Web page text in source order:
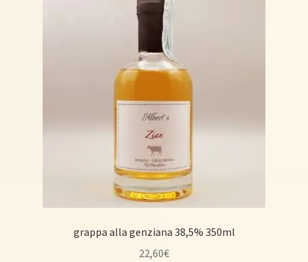
grappa alla genziana 38,5% 350ml
22,60€